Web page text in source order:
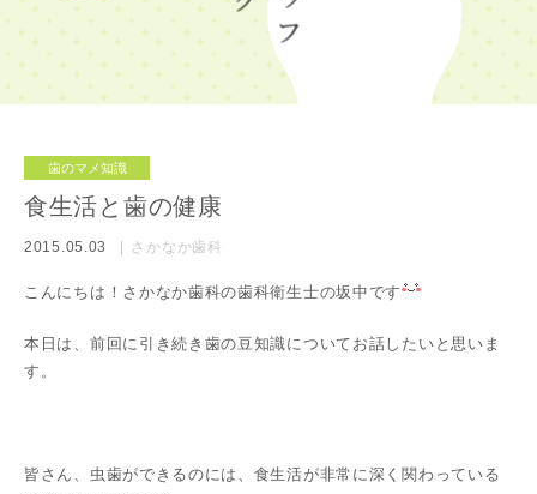
歯のマメ知識
食生活と歯の健康
2015.05.03 さかなか歯科
こんにちは！さかなか歯科の歯科衛生士の坂中です
本日は、前回に引き続き歯の豆知識についてお話したいと思いま
す。
皆さん、虫歯ができるのには、食生活が非常に深く関わっている